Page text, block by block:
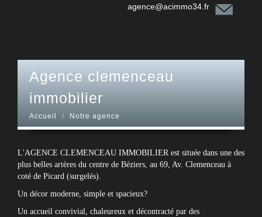
agence@acimmo34.fr
agence clemenceau
immobilier
Accueil Notre agence
L'AGENCE CLEMENCEAU IMMOBILIER est située dans une des
plus belles artères du centre de Béziers, au 69, Av. Clemenceau à
coté de Picard (surgelés).
Un décor moderne, simple et spacieux?
Un accueil convivial, chaleureux et décontracté par des